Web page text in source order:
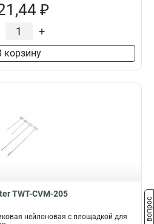
₽
+
корзину
TWT-CVM-205
нейлоновая с площадкой для